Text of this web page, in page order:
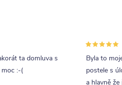
ta domluva s
:-(
Byla to
postele s
a hlavně